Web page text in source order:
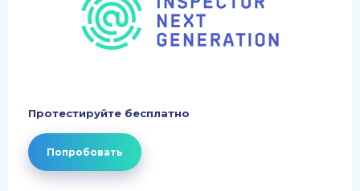
Протестируйте бесплатно
Попробовать